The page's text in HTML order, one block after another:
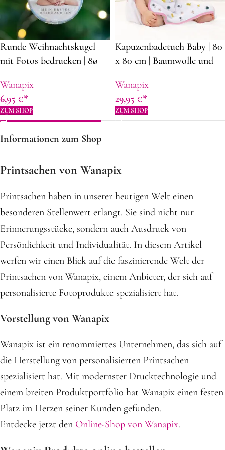
Runde Weihnachtskugel
mit Fotos bedrucken | 8ø
Plastik | Dekorationsidee
für Weihnachten
Wanapix
6,95 €
ZUM SHOP
Kapuzenbadetuch Baby | 80
x 80 cm | Baumwolle und
Kapuzenbadetuch mit
Namen und Fotos
Wanapix
29,95 €
ZUM SHOP
Informationen zum Shop
Printsachen von Wanapix
Printsachen haben in unserer heutigen Welt einen
besonderen Stellenwert erlangt. Sie sind nicht nur
Erinnerungsstücke, sondern auch Ausdruck von
Persönlichkeit und Individualität. In diesem Artikel
werfen wir einen Blick auf die faszinierende Welt der
Printsachen von Wanapix, einem Anbieter, der sich auf
personalisierte Fotoprodukte spezialisiert hat.
Vorstellung von Wanapix
Wanapix ist ein renommiertes Unternehmen, das sich auf
die Herstellung von personalisierten Printsachen
spezialisiert hat. Mit modernster Drucktechnologie und
einem breiten Produktportfolio hat Wanapix einen festen
Platz im Herzen seiner Kunden gefunden.
Entdecke jetzt den Online-Shop von Wanapix.